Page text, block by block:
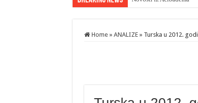
Home » ANALIZE » Turska u 2012.